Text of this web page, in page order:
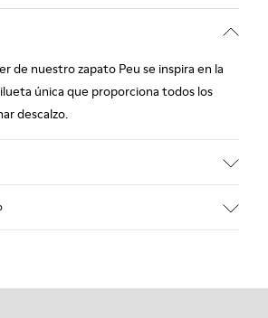
de nuestro zapato Peu se inspira en la
única que proporciona todos los
descalzo.
han fabricado con materiales de primera